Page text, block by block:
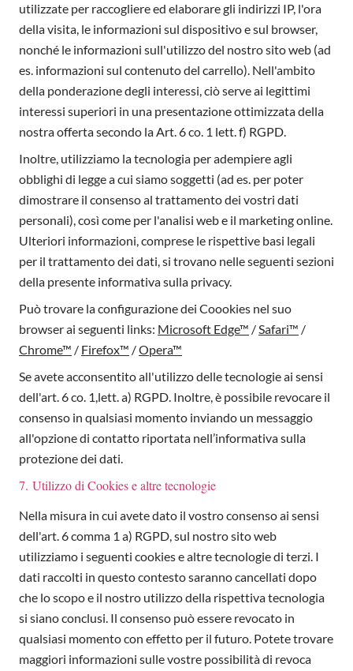
utilizzate per raccogliere ed elaborare gli indirizzi IP, l'ora
della visita, le informazioni sul dispositivo e sul browser,
nonché le informazioni sull'utilizzo del nostro sito web (ad
es. informazioni sul contenuto del carrello). Nell'ambito
della ponderazione degli interessi, ciò serve ai legittimi
interessi superiori in una presentazione ottimizzata della
nostra offerta secondo la Art. 6 co. 1 lett. f) RGPD.
Inoltre, utilizziamo la tecnologia per adempiere agli
obblighi di legge a cui siamo soggetti (ad es. per poter
dimostrare il consenso al trattamento dei vostri dati
personali), così come per l'analisi web e il marketing online.
Ulteriori informazioni, comprese le rispettive basi legali
per il trattamento dei dati, si trovano nelle seguenti sezioni
della presente informativa sulla privacy.
Può trovare la configurazione dei Coookies nel suo
browser ai seguenti links: Microsoft Edge™ /Safari™ /
Chrome™ / Firefox™ /Opera™
Se avete acconsentito all'utilizzo delle tecnologie ai sensi
dell'art. 6 co. 1,lett. a) RGPD. Inoltre, è possibile revocare il
consenso in qualsiasi momento inviando un messaggio
all'opzione di contatto riportata nell’informativa sulla
protezione dei dati.
7. Utilizzo di Cookies e altre tecnologie
Nella misura in cui avete dato il vostro consenso ai sensi
dell'art. 6 comma 1 a) RGPD, sul nostro sito web
utilizziamo i seguenti cookies e altre tecnologie di terzi. I
dati raccolti in questo contesto saranno cancellati dopo
che lo scopo e il nostro utilizzo della rispettiva tecnologia
si siano conclusi. Il consenso può essere revocato in
qualsiasi momento con effetto per il futuro. Potete trovare
maggiori informazioni sulle vostre possibilità di revoca